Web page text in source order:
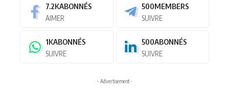
7.2KABONNÉS
AIMER
500MEMBERS
SUIVRE
1KABONNÉS
SUIVRE
500ABONNÉS
SUIVRE
- Advertisement -